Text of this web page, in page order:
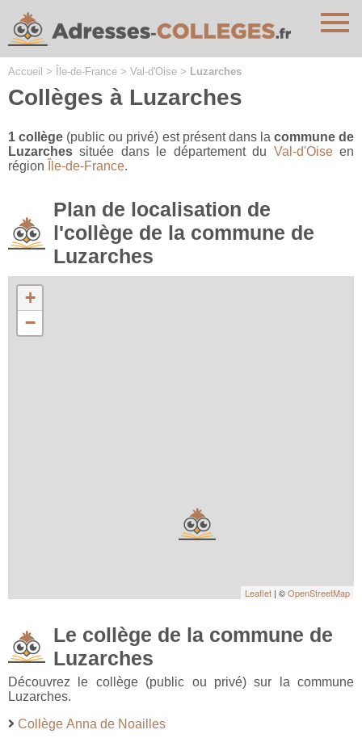
Accueil > Île-de-France > Val-d'Oise > Luzarches
Collèges à Luzarches
1 collège (public ou privé) est présent dans la commune de
Luzarches située dans le département du Val-d'Oiseen
région
Île-de-France.
Plan de localisation de
l'collège de la commune de
Luzarches
+
−
Leaflet | ©OpenStreetMap
Le collège de la commune de
Luzarches
Découvrez le collège (public ou privé) sur la commune
Luzarches.
Collège Anna de Noailles